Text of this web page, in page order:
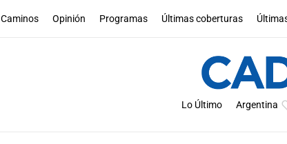
Caminos Opinión Programas Últimas coberturas
Lo Último Argentina